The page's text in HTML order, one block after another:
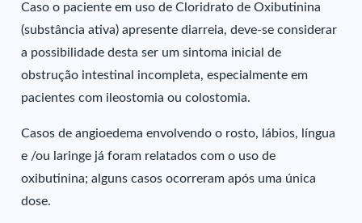
Caso o paciente em uso de Cloridrato de Oxibutinina
(substância ativa) apresente diarreia, deve-se considerar
a possibilidade desta ser um sintoma inicial de
obstrução intestinal incompleta, especialmente em
pacientes com ileostomia ou colostomia.
Casos de angioedema envolvendo o rosto, lábios, língua
e /ou laringe já foram relatados com o uso de
oxibutinina; alguns casos ocorreram após uma única
dose.